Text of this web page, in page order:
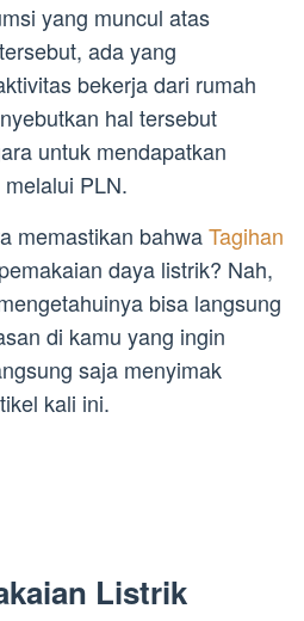
yang muncul atas
ada yang
bekerja dari rumah
hal tersebut
untuk mendapatkan
PLN.
memastikan bahwaTagihan
daya listrik? Nah,
bisa langsung
di kamu yang ingin
saja menyimak
kali ini.
Listrik